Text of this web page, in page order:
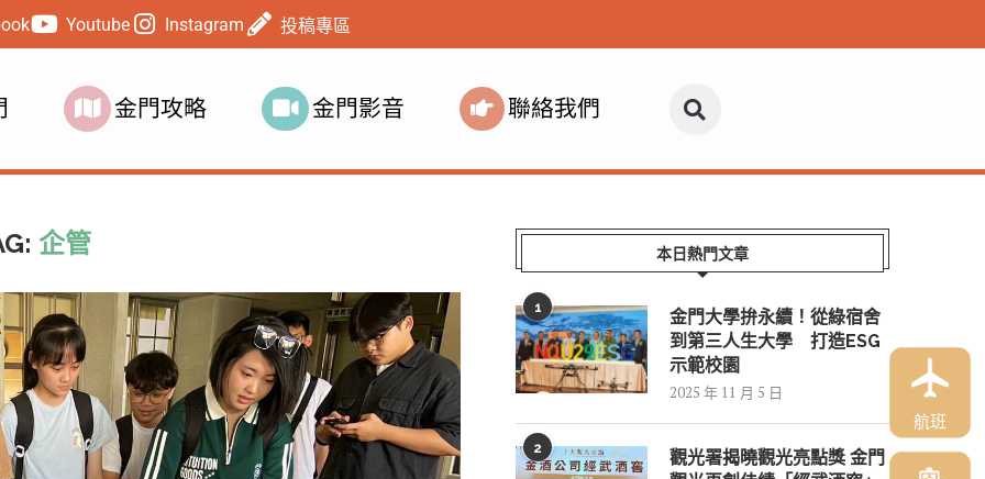
Youtube Instagram 投稿專區
金門攻略 金門影音 聯絡我們
企管 本日熱門文章
1
金門大學拚永續！從綠宿舍
到第三人生大學 打造ESG
示範校園
2025 年 11 月 5 日
2
觀光署揭曉觀光亮點獎 金門
航班